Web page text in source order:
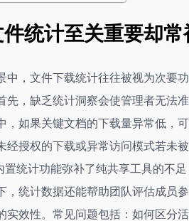
统计至关重要却常
中，文件下载统计往往被视为次要
先，缺乏统计洞察会使管理者无法
，如果关键文档的下载量异常低，
经授权的下载或异常访问模式若未
置统计功能弥补了纯共享工具的不
，统计数据还能帮助团队评估成员
实效性。常见问题包括：如何区分